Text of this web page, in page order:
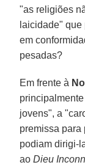
"as religiões
laicidade"
em
pesadas?
Em frente à
jovens", a
premissa para
podiam dirigi-
aoDieu